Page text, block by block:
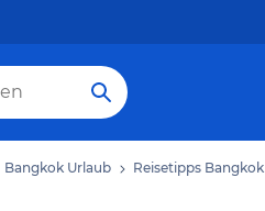
Bangkok Urlaub Reisetipps Bangkok